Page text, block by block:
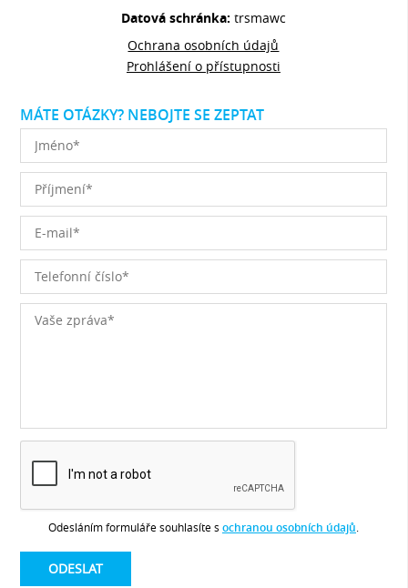
Datová schránka: trsmawc
Ochrana osobních údajů
Prohlášení o přístupnosti
MÁTE OTÁZKY? NEBOJTE SE ZEPTAT
Odesláním formuláře souhlasíte s ochranou osobních údajů